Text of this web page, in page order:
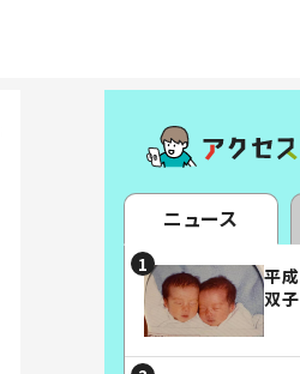
ニュース
平
双